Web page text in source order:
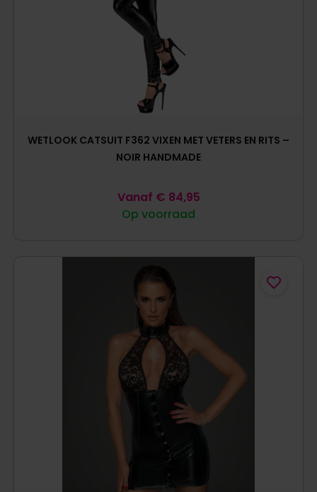
WETLOOK CATSUIT F362 VIXEN MET VETERS EN RITS –
NOIR HANDMADE
Op voorraad
Vanaf € 84,95